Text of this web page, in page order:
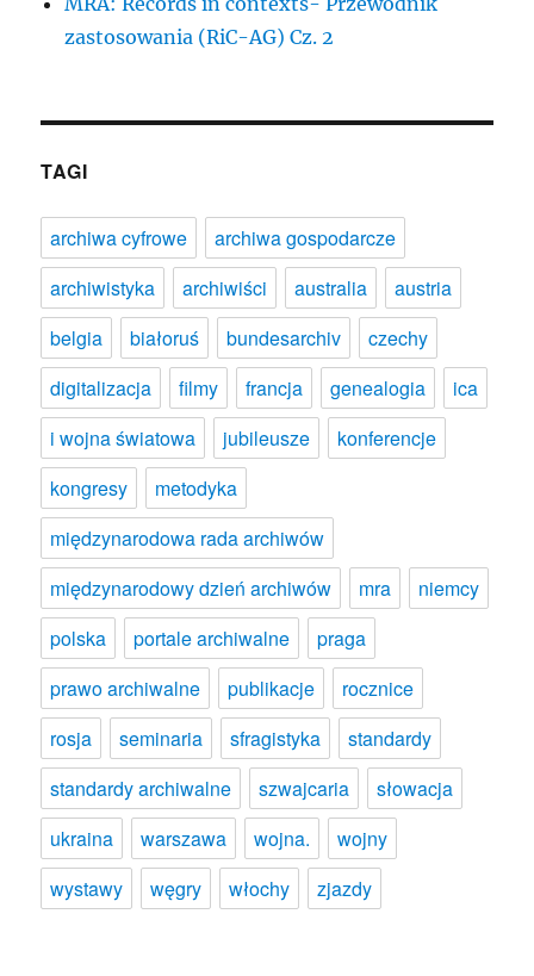
zastosowania (RiC-AG) Cz. 2
TAGI
archiwa cyfrowe
archiwa gospodarcze
archiwistyka
archiwiści australia
austria
belgia
białoruś bundesarchiv
czechy
digitalizacja
filmy francja genealogia
ica
i wojna światowa
jubileusze
konferencje
kongresy
metodyka
międzynarodowa rada archiwów
międzynarodowy dzień archiwów
mra
niemcy
polska
portale archiwalne
praga
prawo archiwalne
publikacje
rocznice
rosja
seminaria sfragistyka
standardy
standardy archiwalne
szwajcaria
słowacja
ukraina
warszawa wojna.
wojny
wystawy
węgry włochy zjazdy